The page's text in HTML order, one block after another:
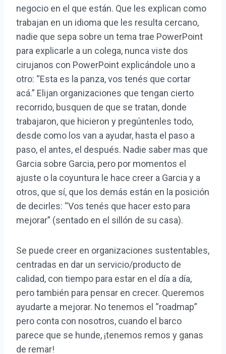
negocio en el que están. Que les explican como
trabajan en un idioma que les resulta cercano,
nadie que sepa sobre un tema trae PowerPoint
para explicarle a un colega, nunca viste dos
cirujanos con PowerPoint explicándole uno a
otro: “Esta es la panza, vos tenés que cortar
acá.” Elijan organizaciones que tengan cierto
recorrido, busquen de que se tratan, donde
trabajaron, que hicieron y pregúntenles todo,
desde como los van a ayudar, hasta el paso a
paso, el antes, el después. Nadie saber mas que
Garcia sobre Garcia, pero por momentos el
ajuste o la coyuntura le hace creer a Garcia y a
otros, que sí, que los demás están en la posición
de decirles: “Vos tenés que hacer esto para
mejorar” (sentado en el sillón de su casa).
Se puede creer en organizaciones sustentables,
centradas en dar un servicio/producto de
calidad, con tiempo para estar en el día a día,
pero también para pensar en crecer. Queremos
ayudarte a mejorar. No tenemos el “roadmap”
pero conta con nosotros, cuando el barco
parece que se hunde, ¡tenemos remos y ganas
de remar!